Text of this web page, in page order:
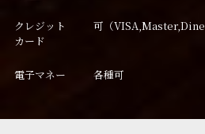
クレジット
カード
可（
電子マネー 各種可